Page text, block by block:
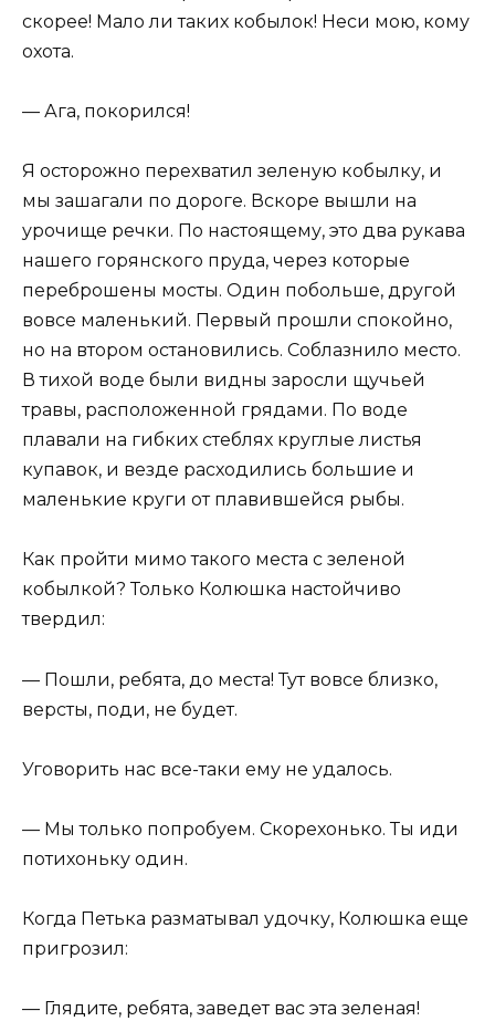
скорее! Мало ли таких кобылок! Неси мою, кому
охота.
— Ага, покорился!
Я осторожно перехватил зеленую кобылку, и
мы зашагали по дороге. Вскоре вышли на
урочище речки. По настоящему, это два рукава
нашего горянского пруда, через которые
переброшены мосты. Один побольше, другой
вовсе маленький. Первый прошли спокойно,
но на втором остановились. Соблазнило место.
В тихой воде были видны заросли щучьей
травы, расположенной грядами. По воде
плавали на гибких стеблях круглые листья
купавок, и везде расходились большие и
маленькие круги от плавившейся рыбы.
Как пройти мимо такого места с зеленой
кобылкой? Только Колюшка настойчиво
твердил:
— Пошли, ребята, до места! Тут вовсе близко,
версты, поди, не будет.
Уговорить нас все-таки ему не удалось.
— Мы только попробуем. Скорехонько. Ты иди
потихоньку один.
Когда Петька разматывал удочку, Колюшка еще
пригрозил:
— Глядите, ребята, заведет вас эта зеленая!